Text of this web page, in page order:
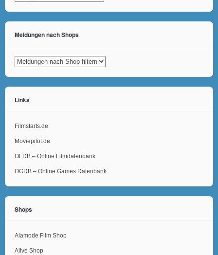
Meldungen nach Shops
Links
Filmstarts.de
Moviepilot.de
OFDB – Online Filmdatenbank
OGDB – Online Games Datenbank
Shops
Alamode Film Shop
Alive Shop